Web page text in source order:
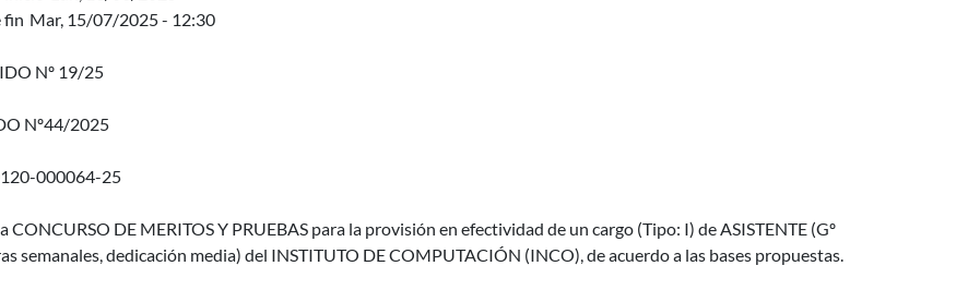
fin Mar, 15/07/2025 - 12:30
Nº 19/25
Nº44/2025
000064-25
CONCURSO DE MERITOS Y PRUEBAS para la provisión en efectividad de un cargo (Tipo: I) de ASISTENTE (Gº
semanales, dedicación media) del INSTITUTO DE COMPUTACIÓN (INCO), de acuerdo a las bases propuestas.